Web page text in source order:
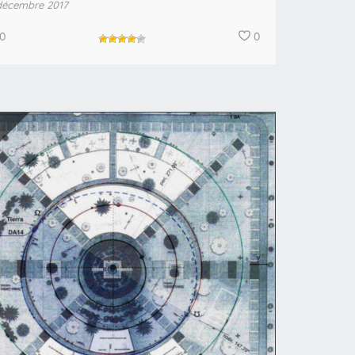
2017
0
0